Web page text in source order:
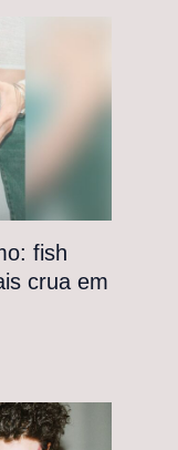
fish
crua em